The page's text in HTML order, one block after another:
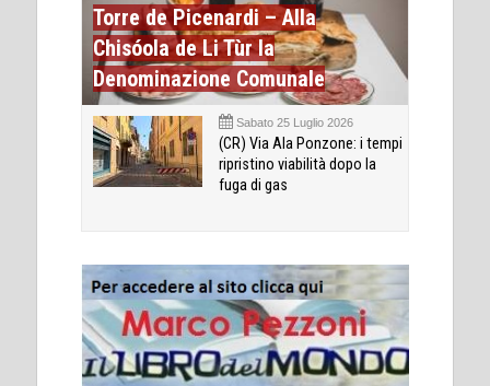
Torre de Picenardi – Alla
Chisóola de Li Tùr la
Denominazione Comunale
Sabato 25 Luglio 2026
(CR) Via Ala Ponzone: i tempi
ripristino viabilità dopo la
fuga di gas